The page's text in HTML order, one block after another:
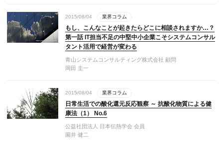
2015/08/04 業界コラム
もし、こんなことが起きたらどこに相談されますか…？
第一話 IT担当不足の中堅中小企業こそシステムコンサル
タント活用で経営が変わる
青山システムコンサルティング株式会社 顧問
岡田 圭一
2015/08/04 業界コラム
日常生活での酸化還元反応観察 ～ 抗酸化物質による健
康法（1） No.6
公益社団法人 日本伝熱学会 会員
園井 健二